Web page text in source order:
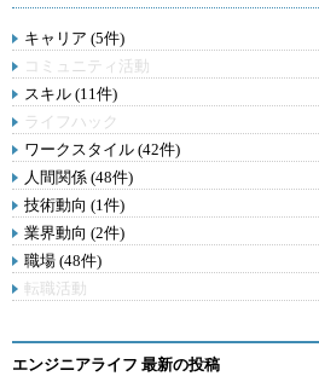
キャリア (5件)
コミュニティ活動
スキル (11件)
ライフハック
ワークスタイル (42件)
人間関係 (48件)
技術動向 (1件)
業界動向 (2件)
職場 (48件)
転職活動
エンジニアライフ 最新の投稿